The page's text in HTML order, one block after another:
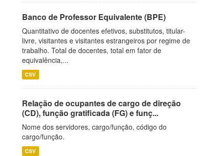
Banco de Professor Equivalente (BPE)
Quantitativo de docentes efetivos, substitutos, titular-
livre, visitantes e visitantes estrangeiros por regime de
trabalho. Total de docentes, total em fator de
equivalência,...
CSV
Relação de ocupantes de cargo de direção
(CD), função gratificada (FG) e funç...
Nome dos servidores, cargo/função, código do
cargo/função.
CSV